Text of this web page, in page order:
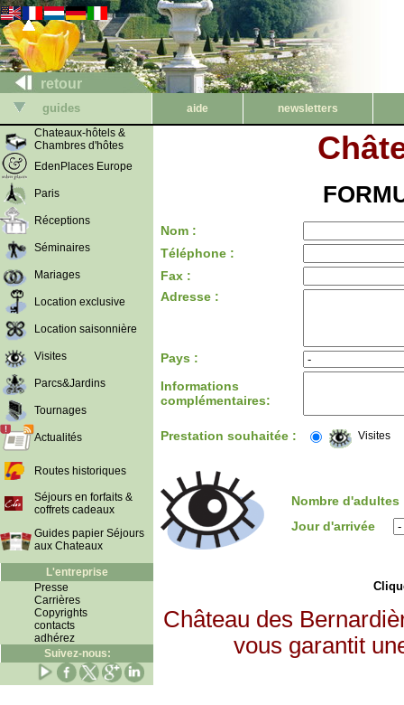
retour
guides aide
newsletters
Chateaux-hôtels &
Chambres d'hôtes
EdenPlaces Europe
Paris
Réceptions
Séminaires
Mariages
Location exclusive
Location saisonnière
Visites
Parcs&Jardins
Tournages
Actualités
Routes historiques
Séjours en forfaits &
coffrets cadeaux
Guides papier Séjours
aux Chateaux
L'entreprise
Presse
Carrières
Copyrights
contacts
adhérez
Suivez-nous:
Nom :
Téléphone :
Fax :
Adresse :
Pays :
Informations
complémentaires:
Prestation souhaitée : Visites
Nombre
Jour d'arrivée
Château des
vous garantit